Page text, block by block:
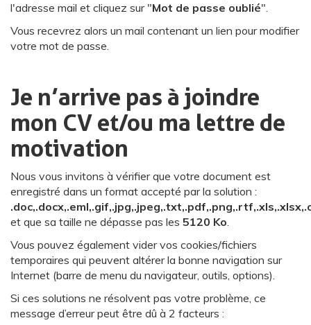
l'adresse mail et cliquez sur "Mot de passe oublié".
Vous recevrez alors un mail contenant un lien pour modifier
votre mot de passe.
Je n’arrive pas à joindre
mon CV et/ou ma lettre de
motivation
Nous vous invitons à vérifier que votre document est
enregistré dans un format accepté par la solution :
et que sa taille ne dépasse pas les 5120 Ko.
Vous pouvez également vider vos cookies/fichiers
temporaires qui peuvent altérer la bonne navigation sur
Internet (barre de menu du navigateur, outils, options).
Si ces solutions ne résolvent pas votre problème, ce
message d’erreur peut être dû à 2 facteurs :